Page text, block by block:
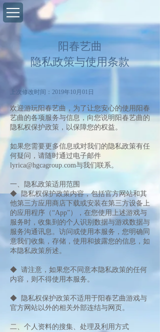
阳春艺曲
隐私政策与使用条款
上次修改时间：2019年10月01日
欢迎游玩阳春艺曲，为了让您安心的使用阳春
艺曲的各项服务与信息，向您说明阳春艺曲的
隐私权保护政策，以保障您的权益。
如果您需要更多信息或对我们的隐私政策有任
何疑问，请随时通过电子邮件
lyrica@hgcagroup.com与我们联系。
一、隐私政策适用范围
◆ 隐私权保护政策内容，包括官方网站和其
他第三方应用商店下载或安装在第三方设备上
的应用程序（“App”），在您使用上述游戏与
服务时，收集到的个人识别数据与游戏数据与
服务沟通讯息。访问或使用本服务，您明确同
意我们收集，存储，使用和披露您的信息，如
本隐私政策所述。
◆ 请注意，如果您不同意本隐私政策的任何
内容，则不得使用本服务。
◆ 隐私权保护政策不适用于阳春艺曲游戏与
官方网站以外的相关外部连结与网页。
二、个人资料的搜集、处理及利用方式